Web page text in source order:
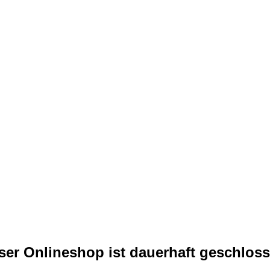
Onlineshop ist dauerhaft